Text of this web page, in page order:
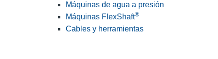
Máquinas de agua a presión
Máquinas FlexShaft®
Cables y herramientas